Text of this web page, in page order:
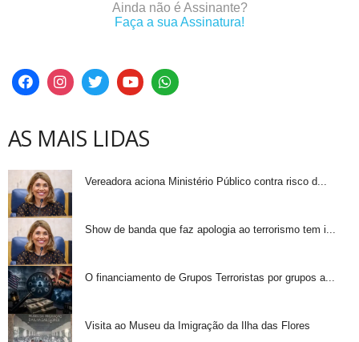
Ainda não é Assinante?
Faça a sua Assinatura!
AS MAIS LIDAS
Vereadora aciona Ministério Público contra risco d...
Show de banda que faz apologia ao terrorismo tem i...
O financiamento de Grupos Terroristas por grupos a...
Visita ao Museu da Imigração da Ilha das Flores